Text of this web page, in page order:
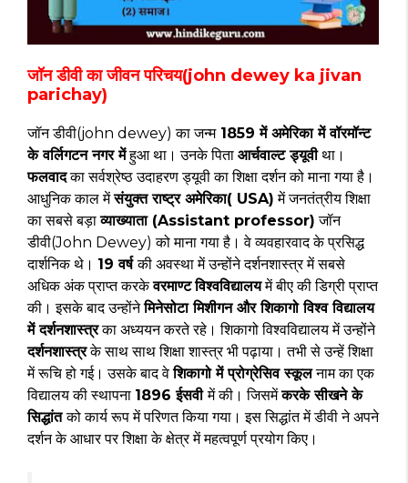
जॉन डीवी का जीवन परिचय(john dewey ka jivan
parichay)
जॉन डीवी(john dewey) का जन्म1859 में अमेरिका में वॉरमॉन्ट
के वर्लिगटन नगर मेंहुआ था। उनके पिता आर्चवाल्ट ड्यूवीथा।
फलवादका सर्वश्रेष्ठ उदाहरण ड्यूवी का शिक्षा दर्शन को माना गया है।
आधुनिक काल मेंसंयुक्त राष्ट्र अमेरिका( USA) में जनतंत्रीय शिक्षा
का सबसे बड़ाव्याख्याता (Assistant professor) जॉन
डीवी(John Dewey) को माना गया है। वे व्यवहारवाद के प्रसिद्ध
दार्शनिक थे। 19 वर्षकी अवस्था में उन्होंने दर्शनशास्त्र में सबसे
अधिक अंक प्राप्त करकेवरमाण्ट विश्वविद्यालयमें बीए की डिग्री प्राप्त
की। इसके बाद उन्होंनेमिनेसोटा मिशीगन और शिकागो विश्व विद्यालय
में दर्शनशास्त्रका अध्ययन करते रहे। शिकागो विश्वविद्यालय में उन्होंने
दर्शनशास्त्रके साथ साथ शिक्षा शास्त्र भी पढ़ाया। तभी से उन्हें शिक्षा
में रूचि हो गई। उसके बाद वेशिकागो में प्रोग्रेसिव स्कूलनाम का एक
विद्यालय की स्थापना 1896 ईसवीमें की। जिसमेंकरके सीखने के
सिद्धांतको कार्य रूप में परिणत किया गया। इस सिद्धांत में डीवी ने अपने
दर्शन के आधार पर शिक्षा के क्षेत्र में महत्वपूर्ण प्रयोग किए।